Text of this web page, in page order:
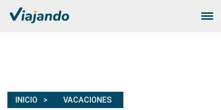
INICIO VACACIONES